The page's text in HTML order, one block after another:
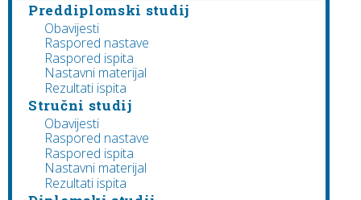
Preddiplomski studij
Obavijesti
Raspored nastave
Raspored ispita
Nastavni materijal
Rezultati ispita
Stručni studij
Obavijesti
Raspored nastave
Raspored ispita
Nastavni materijal
Rezultati ispita